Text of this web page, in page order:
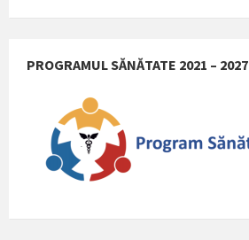
PROGRAMUL SĂNĂTATE 2021 – 2027